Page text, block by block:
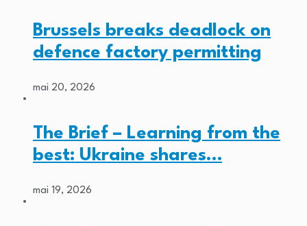
Brussels breaks deadlock on
defence factory permitting
mai 20, 2026
The Brief – Learning from the
best: Ukraine shares…
mai 19, 2026